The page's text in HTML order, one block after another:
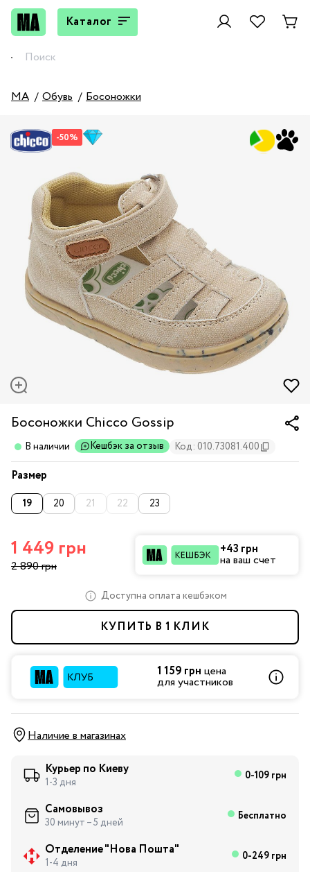
Каталог
MA Обувь Босоножки
-50%
Босоножки Chicco Gossip
В наличии Кешбэк за отзыв Код: 010.73081.400
Размер
19 20 21 22 23
1 449 грн
2 890 грн
+43 грн
на ваш счет
Доступна оплата кешбэком
КУПИТЬ В 1 КЛИК
1 159 грн цена
для участников
Наличие в магазинах
Курьер по Киеву
1-3 дня 0-109 грн
Самовывоз
30 минут – 5 дней Бесплатно
Отделение "Нова Пошта"
1-4 дня 0-249 грн